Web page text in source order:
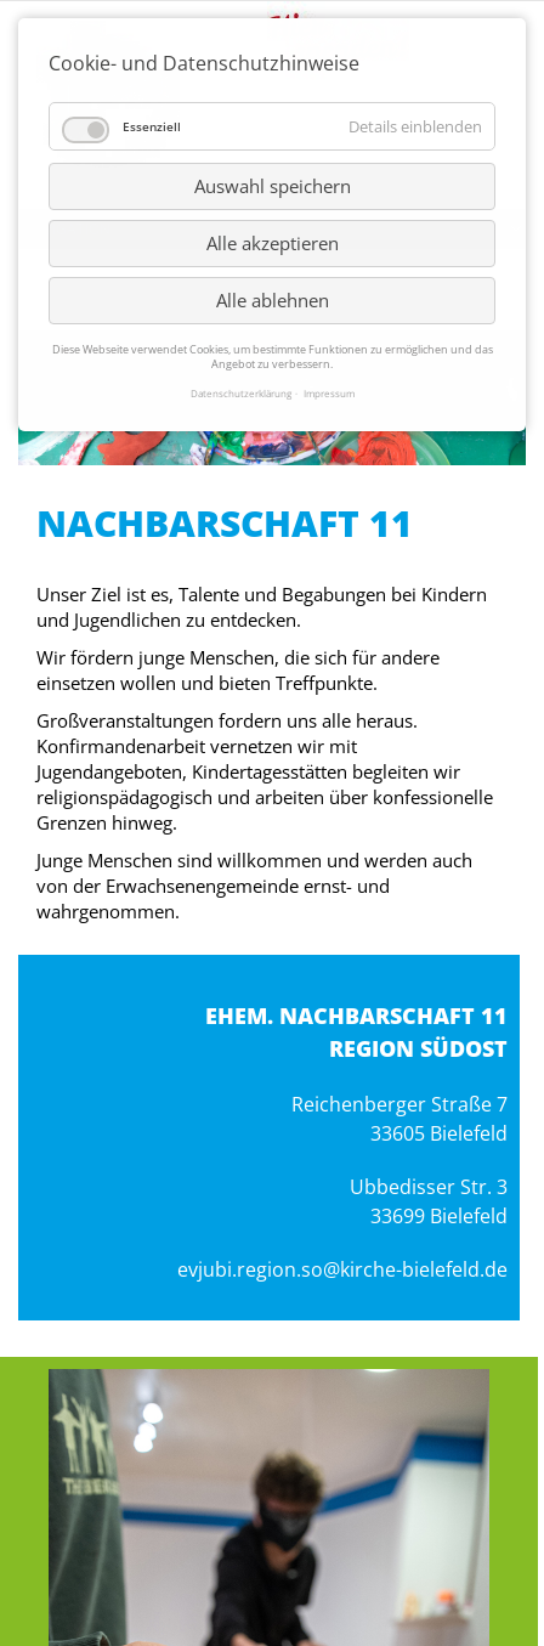
NACHBARSCHAFT 11
Unser Ziel ist es, Talente und Begabungen bei Kindern
und Jugendlichen zu entdecken.
Wir fördern junge Menschen, die sich für andere
einsetzen wollen und bieten Treffpunkte.
Großveranstaltungen fordern uns alle heraus.
Konfirmandenarbeit vernetzen wir mit
Jugendangeboten, Kindertagesstätten begleiten wir
religionspädagogisch und arbeiten über konfessionelle
Grenzen hinweg.
Junge Menschen sind willkommen und werden auch
von der Erwachsenengemeinde ernst- und
wahrgenommen.
EHEM. NACHBARSCHAFT 11
REGION SÜDOST
Reichenberger Straße 7
33605 Bielefeld
Ubbedisser Str. 3
33699 Bielefeld
evjubi.region.so@kirche-bielefeld.de
Cookie- und Datenschutzhinweise
Essenziell Details einblenden
Auswahl speichern
Alle akzeptieren
Alle ablehnen
Diese Webseite verwendet Cookies, um bestimmte Funktionen zu ermöglichen und das
Angebot zu verbessern.
Datenschutzerklärung Impressum